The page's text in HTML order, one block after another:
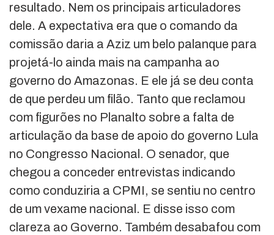
resultado. Nem os principais articuladores
dele. A expectativa era que o comando da
comissão daria a Aziz um belo palanque para
projetá-lo ainda mais na campanha ao
governo do Amazonas. E ele já se deu conta
de que perdeu um filão. Tanto que reclamou
com figurões no Planalto sobre a falta de
articulação da base de apoio do governo Lula
no Congresso Nacional. O senador, que
chegou a conceder entrevistas indicando
como conduziria a CPMI, se sentiu no centro
de um vexame nacional. E disse isso com
clareza ao Governo. Também desabafou com